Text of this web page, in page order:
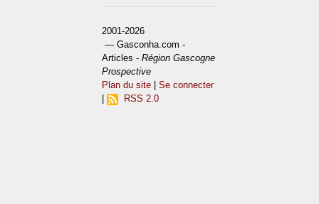
2001-2026
— Gasconha.com -
Articles -Région Gascogne
Prospective
Plan du site |Se connecter
|
RSS 2.0